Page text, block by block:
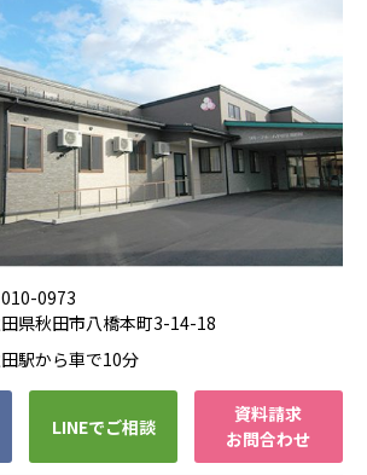
0973
県秋田市八橋本町3-14-18
駅から車で10分
LINEでご相談
資料請求
お問合わせ